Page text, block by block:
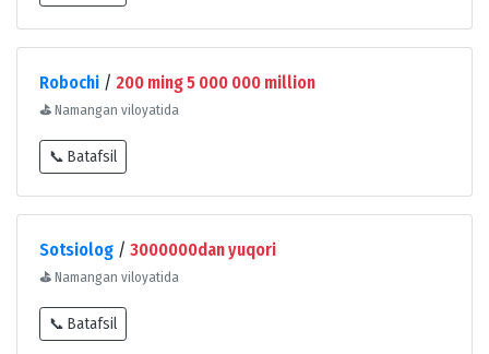
Robochi / 200 ming 5 000 000 million
⛳ Namangan viloyatida
📞 Batafsil
Sotsiolog / 3000000dan yuqori
⛳ Namangan viloyatida
📞 Batafsil